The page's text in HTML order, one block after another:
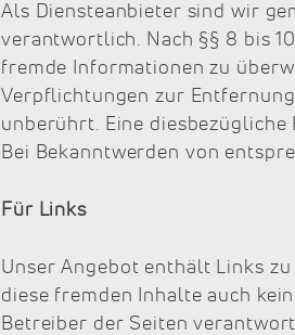
Als Diensteanbieter sind wir
verantwortlich. Nach §§ 8 bis
fremde Informationen zu
Verpflichtungen zur
unberührt. Eine
Bei Bekanntwerden von
Für Links
Unser Angebot enthält Links
diese fremden Inhalte auch
Betreiber der Seiten